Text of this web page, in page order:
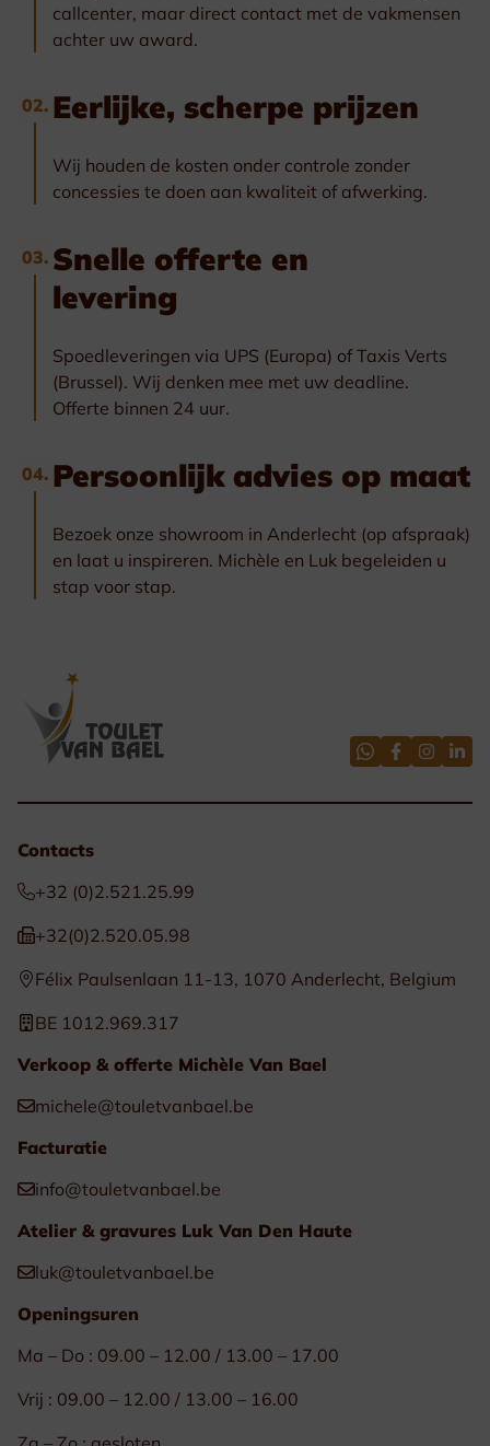
callcenter, maar direct contact met de vakmensen
achter uw award.
02. Eerlijke, scherpe prijzen
Wij houden de kosten onder controle zonder
concessies te doen aan kwaliteit of afwerking.
03. Snelle offerte en
levering
Spoedleveringen via UPS (Europa) of Taxis Verts
(Brussel). Wij denken mee met uw deadline.
Offerte binnen 24 uur.
04. Persoonlijk advies op maat
Bezoek onze showroom in Anderlecht (op afspraak)
en laat u inspireren. Michèle en Luk begeleiden u
stap voor stap.
Contacts
+32 (0)2.521.25.99
+32(0)2.520.05.98
Félix Paulsenlaan 11-13, 1070 Anderlecht, Belgium
BE 1012.969.317
Verkoop & offerte Michèle Van Bael
michele@touletvanbael.be
Facturatie
info@touletvanbael.be
Atelier & gravures Luk Van Den Haute
luk@touletvanbael.be
Openingsuren
Ma – Do : 09.00 – 12.00 / 13.00 – 17.00
Vrij : 09.00 – 12.00 / 13.00 – 16.00